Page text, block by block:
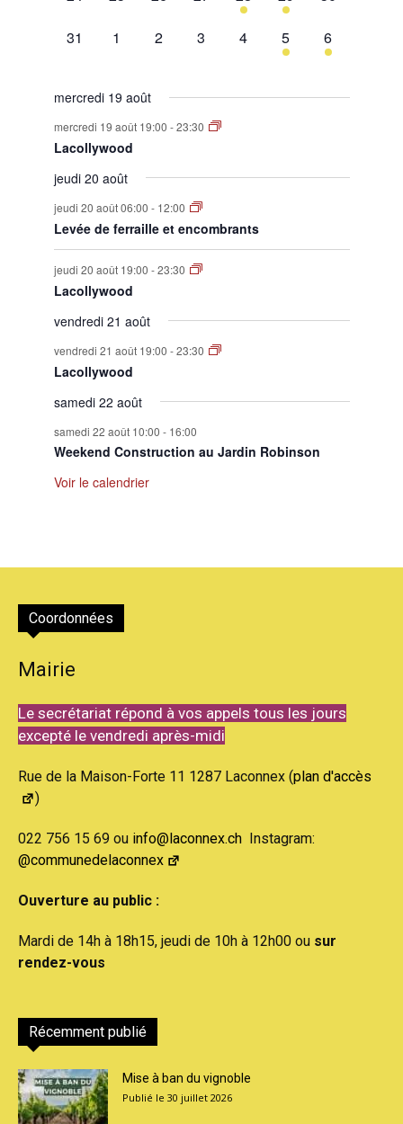
évènement,évènement,évènement,
0
31
0
1
0
2
0
3
0
évènement,
4
1
évènement,
5
1
évènement,
6
mercredi 19 août
mercredi 19 août 19:00 -23:30
Lacollywood
jeudi 20 août
jeudi 20 août 06:00 - 12:00
Levée de ferraille et encombrants
jeudi 20 août 19:00 -23:30
Lacollywood
vendredi 21 août
vendredi 21 août 19:00 -23:30
Lacollywood
samedi 22 août
samedi 22 août 10:00 - 16:00
Weekend Construction au Jardin Robinson
Voir le calendrier
Coordonnées
Mairie
Le secrétariat répond à vos appels tous les jours
excepté le vendredi après-midi
Rue de la Maison-Forte 11 1287 Laconnex (plan d'accès
)
022 756 15 69 ou info@laconnex.ch Instagram:
@communedelaconnex
Ouverture au public :
Mardi de 14h à 18h15, jeudi de 10h à 12h00 ou sur
rendez-vous
Récemment publié
Mise à ban du vignoble
30 juillet 2026